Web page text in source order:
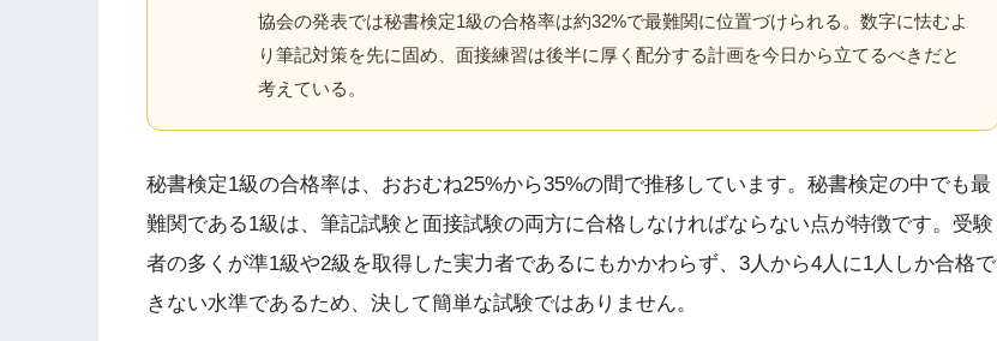
協会の発表では秘書検定1級の合格率は約32%で最難関に位置づけられる。数字に怯むよ
り筆記対策を先に固め、面接練習は後半に厚く配分する計画を今日から立てるべきだと
考えている。
秘書検定1級の合格率は、おおむね25%から35%の間で推移しています。秘書検定の中でも最
難関である1級は、筆記試験と面接試験の両方に合格しなければならない点が特徴です。受験
者の多くが準1級や2級を取得した実力者であるにもかかわらず、3人から4人に1人しか合格で
きない水準であるため、決して簡単な試験ではありません。